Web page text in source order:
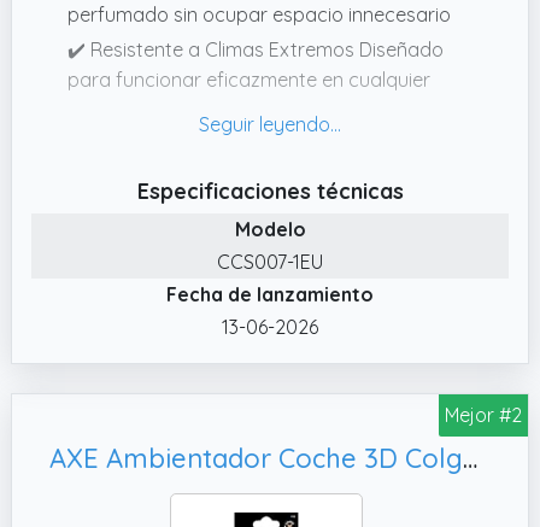
perfumado sin ocupar espacio innecesario
✔️ Resistente a Climas Extremos Diseñado
para funcionar eficazmente en cualquier
temperaturas y humedad sin perder su
vehículos y climas
✔️ Control Personalizado del Aroma Ajusta la
intensidad del aroma según tus preferencias
con la tapa regulable, evita olores
demasiado fuertes o sutiles con un simple
✔️ Fragancia Duradera y Envolvente Disfruta
de hasta 30 días de un aroma que llena todo
tu vehículo, manteniendo un ambiente fresco
y agradable durante más tiempo, optimo
Especificaciones técnicas
Modelo
CCS007-1EU
Fecha de lanzamiento
13-06-2026
Mejor #2
AXE Ambientador Coche 3D Colgante - Fragancia Dark Teamptation - Elimina Malos Olores al Instante - Frescura Irresistible y Duradera por 30 Días - Estilo y Sabor en Cada Viaje